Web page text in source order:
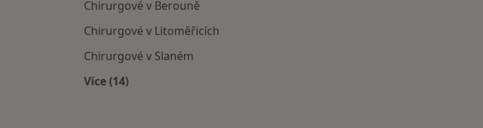
Chirurgové v Berouně
Chirurgové v Litoměřicích
Chirurgové v Slaném
Více (14)